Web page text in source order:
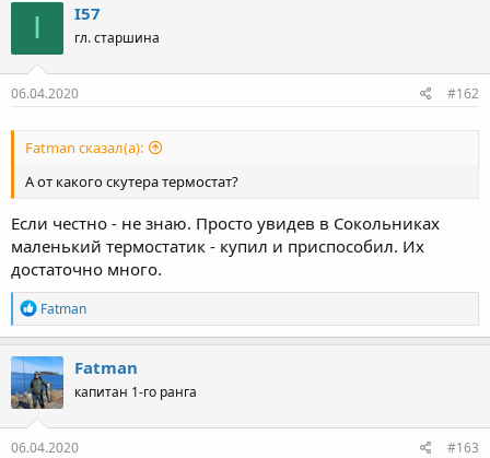
I I57
гл. старшина
06.04.2020 #162
Fatman сказал(а):
А от какого скутера термостат?
Если честно - не знаю. Просто увидев в Сокольниках
маленький термостатик - купил и приспособил. Их
достаточно много.
Р
е
а
к
ц
и
и
:
Fatman
Fatman
капитан 1-го ранга
06.04.2020 #163